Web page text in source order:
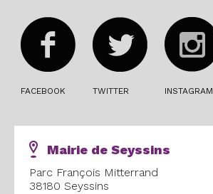
FACEBOOK TWITTER INSTAGRAM
Mairie de Seyssins
Parc François Mitterrand
38180 Seyssins